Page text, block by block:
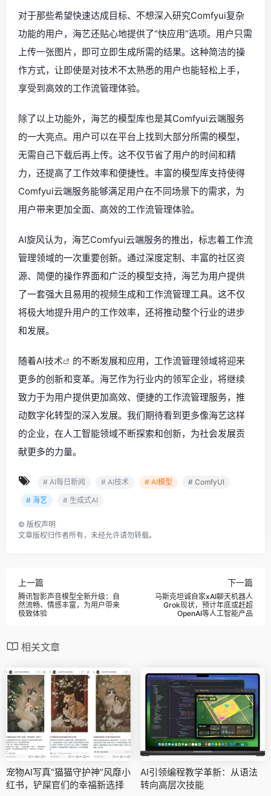
对于那些希望快速达成目标、不想深入研究Comfyui复杂
功能的用户，海艺还贴心地提供了“快应用”选项。用户只需
上传一张图片，即可立即生成所需的结果。这种简洁的操
作方式，让即使是对技术不太熟悉的用户也能轻松上手，
享受到高效的工作流管理体验。
除了以上功能外，海艺的模型库也是其Comfyui云端服务
的一大亮点。用户可以在平台上找到大部分所需的模型，
无需自己下载后再上传。这不仅节省了用户的时间和精
力，还提高了工作效率和便捷性。丰富的模型库支持使得
Comfyui云端服务能够满足用户在不同场景下的需求，为
用户带来更加全面、高效的工作流管理体验。
AI旋风认为，海艺Comfyui云端服务的推出，标志着工作流
管理领域的一次重要创新。通过深度定制、丰富的社区资
源、简便的操作界面和广泛的模型支持，海艺为用户提供
了一套强大且易用的视频生成和工作流管理工具。这不仅
将极大地提升用户的工作效率，还将推动整个行业的进步
和发展。
随着AI技术
的不断发展和应用，工作流管理领域将迎来
更多的创新和变革。海艺作为行业内的领军企业，将继续
致力于为用户提供更加高效、便捷的工作流管理服务，推
动数字化转型的深入发展。我们期待看到更多像海艺这样
的企业，在人工智能领域不断探索和创新，为社会发展贡
献更多的力量。
# AI每日新闻 # AI技术 # AI模型
# ComfyUI
# 海艺
# 生成式AI
© 版权声明
文章版权归作者所有，未经允许请勿转载。
上一篇
腾讯智影声音模型全新升级：自
然流畅、情感丰富，为用户带来
极致体验
下一篇
马斯克坦诚自家xAI聊天机器人
Grok现状，预计年底或赶超
OpenAI等人工智能产品
相关文章
宠物AI写真“猫猫守护神”风靡小
红书，铲屎官们的幸福新选择
AI引领编程教学革新：从语法
转向高层次技能